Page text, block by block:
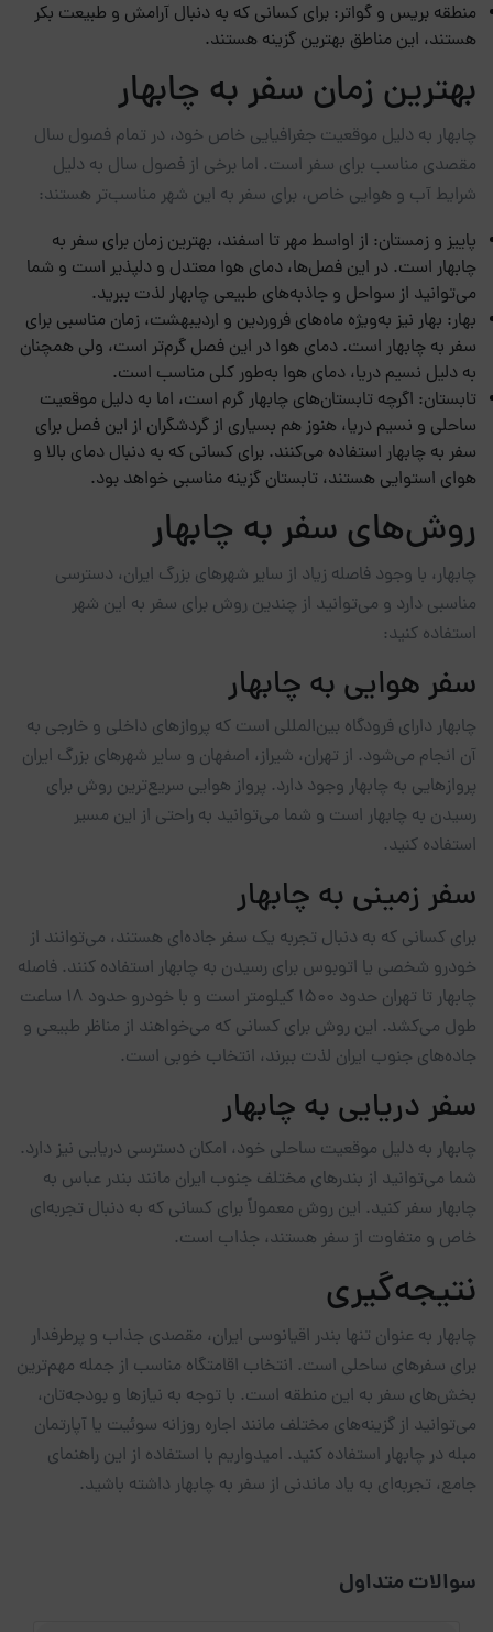
منطقه بریس و گواتر: برای کسانی که به دنبال آرامش و طبیعت بکر
هستند، این مناطق بهترین گزینه هستند.
بهترین زمان سفر به چابهار
چابهار به دلیل موقعیت جغرافیایی خاص خود، در تمام فصول سال
مقصدی مناسب برای سفر است. اما برخی از فصول سال به دلیل
شرایط آب و هوایی خاص، برای سفر به این شهر مناسب‌تر هستند:
پاییز و زمستان: از اواسط مهر تا اسفند، بهترین زمان برای سفر به
چابهار است. در این فصل‌ها، دمای هوا معتدل و دلپذیر است و شما
می‌توانید از سواحل و جاذبه‌های طبیعی چابهار لذت ببرید.
بهار: بهار نیز به‌ویژه ماه‌های فروردین و اردیبهشت، زمان مناسبی برای
سفر به چابهار است. دمای هوا در این فصل گرم‌تر است، ولی همچنان
به دلیل نسیم دریا، دمای هوا به‌طور کلی مناسب است.
تابستان: اگرچه تابستان‌های چابهار گرم است، اما به دلیل موقعیت
ساحلی و نسیم دریا، هنوز هم بسیاری از گردشگران از این فصل برای
سفر به چابهار استفاده می‌کنند. برای کسانی که به دنبال دمای بالا و
هوای استوایی هستند، تابستان گزینه مناسبی خواهد بود.
روش‌های سفر به چابهار
چابهار، با وجود فاصله زیاد از سایر شهرهای بزرگ ایران، دسترسی
مناسبی دارد و می‌توانید از چندین روش برای سفر به این شهر
استفاده کنید:
سفر هوایی به چابهار
چابهار دارای فرودگاه بین‌المللی است که پروازهای داخلی و خارجی به
آن انجام می‌شود. از تهران، شیراز، اصفهان و سایر شهرهای بزرگ ایران
پروازهایی به چابهار وجود دارد. پرواز هوایی سریع‌ترین روش برای
رسیدن به چابهار است و شما می‌توانید به راحتی از این مسیر
استفاده کنید.
سفر زمینی به چابهار
برای کسانی که به دنبال تجربه یک سفر جاده‌ای هستند، می‌توانند از
خودرو شخصی یا اتوبوس برای رسیدن به چابهار استفاده کنند. فاصله
چابهار تا تهران حدود 1500 کیلومتر است و با خودرو حدود 18 ساعت
طول می‌کشد. این روش برای کسانی که می‌خواهند از مناظر طبیعی و
جاده‌های جنوب ایران لذت ببرند، انتخاب خوبی است.
سفر دریایی به چابهار
چابهار به دلیل موقعیت ساحلی خود، امکان دسترسی دریایی نیز دارد.
شما می‌توانید از بندرهای مختلف جنوب ایران مانند بندر عباس به
چابهار سفر کنید. این روش معمولاً برای کسانی که به دنبال تجربه‌ای
خاص و متفاوت از سفر هستند، جذاب است.
نتیجه‌گیری
چابهار به عنوان تنها بندر اقیانوسی ایران، مقصدی جذاب و پرطرفدار
برای سفرهای ساحلی است. انتخاب اقامتگاه مناسب از جمله مهم‌ترین
بخش‌های سفر به این منطقه است. با توجه به نیازها و بودجه‌تان،
می‌توانید از گزینه‌های مختلف مانند اجاره روزانه سوئیت یا آپارتمان
مبله در چابهار استفاده کنید. امیدواریم با استفاده از این راهنمای
جامع، تجربه‌ای به یاد ماندنی از سفر به چابهار داشته باشید.
سوالات متداول